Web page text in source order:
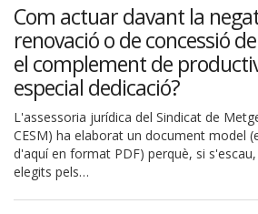
Com actuar davant la
renovació o de concessió
el complement de
especial dedicació?
L'assessoria jurídica del Sindicat de
CESM) ha elaborat un document model
d'aquí en format PDF) perquè, si
elegits pels…